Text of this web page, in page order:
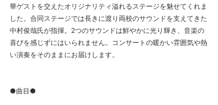
華ゲストを交えたオリジナリティ溢れるステージを魅せてくれま
した。合同ステージでは長きに渡り両校のサウンドを支えてきた
中村俊哉氏が指揮。2つのサウンドは鮮やかに光り輝き、音楽の
喜びを感じずにはいられません。コンサートの暖かい雰囲気や熱
い演奏をそのままにお届けします。
●曲目●